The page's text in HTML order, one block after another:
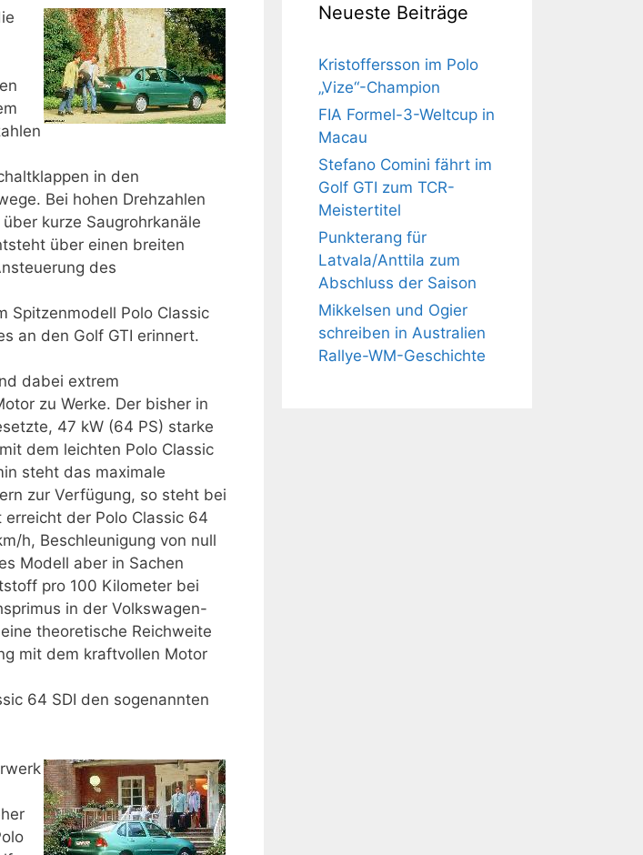
in den
Bei hohen Drehzahlen
kurze Saugrohrkanäle
über einen breiten
des
Spitzenmodell Polo Classic
an den Golf GTI erinnert.
dabei extrem
zu Werke. Der bisher in
47 kW (64 PS) starke
dem leichten Polo Classic
steht das maximale
zur Verfügung, so steht bei
der Polo Classic 64
h, Beschleunigung von null
Modell aber in Sachen
pro 100 Kilometer bei
in der Volkswagen-
theoretische Reichweite
mit dem kraftvollen Motor
64 SDI den sogenannten
Neueste Beiträge
Kristoffersson im Polo
„Vize“-Champion
FIA Formel-3-Weltcup in
Macau
Stefano Comini fährt im
Golf GTI zum TCR-
Meistertitel
Punkterang für
Latvala/Anttila zum
Abschluss der Saison
Mikkelsen und Ogier
schreiben in Australien
Rallye-WM-Geschichte